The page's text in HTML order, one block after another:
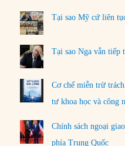
Tại sao Mỹ cứ liên
Tại sao Nga vẫn tiếp
Cơ chế miễn trừ
tư khoa học và công
Chính sách ngoại
phía Trung Quốc